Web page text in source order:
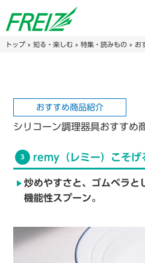
トップ» 知る・楽しむ» 特集・読みもの» お
おすすめ商品紹介
シリコーン調理器具おすすめ
3 remy（レミー）こそげ
play_arrow炒めやすさと、ゴムベラと
機能性スプーン。